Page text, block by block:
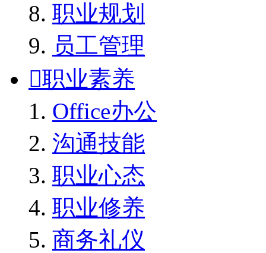
职业规划
员工管理
职业素养
Office办公
沟通技能
职业心态
职业修养
商务礼仪